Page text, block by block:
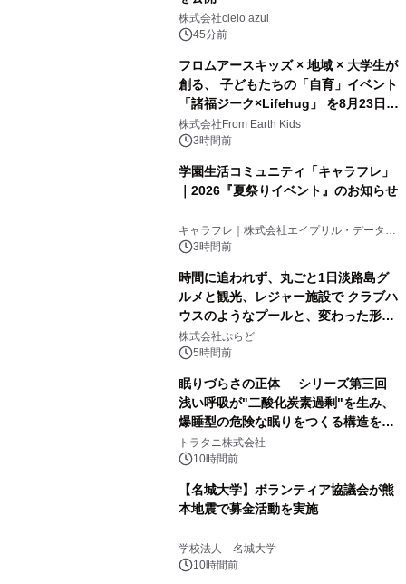
株式会社cielo azul
45分前
フロムアースキッズ × 地域 × 大学生が
創る、 子どもたちの「自育」イベント
「諸福ジーク×Lifehug」 を8月23日
(日)開催
株式会社From Earth Kids
3時間前
学園生活コミュニティ「キャラフレ」
｜2026『夏祭りイベント』のお知らせ
キャラフレ｜株式会社エイプリル・データ・
デザインズ
3時間前
時間に追われず、丸ごと1日淡路島グ
ルメと観光、レジャー施設で クラブハ
ウスのようなプールと、変わった形の
サウナも 「THE BOXY AWAJI」のお
得な素泊まり連泊プランで
株式会社ぷらど
5時間前
眠りづらさの正体──シリーズ第三回
浅い呼吸が"二酸化炭素過剰"を生み、
爆睡型の危険な眠りをつくる構造を解
説
トラタニ株式会社
10時間前
【名城大学】ボランティア協議会が熊
本地震で募金活動を実施
学校法人 名城大学
10時間前